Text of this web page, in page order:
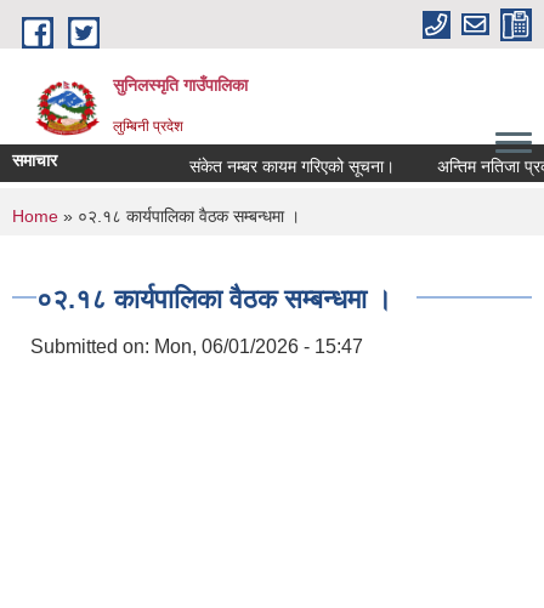
Skip to main content
सुनिलस्मृति गाउँपालिका
लुम्बिनी प्रदेश
समाचार संकेत नम्बर कायम गरिएको सूचना। अन्तिम नतिजा
You are here
Home » ०२.१८ कार्यपालिका वैठक सम्बन्धमा ।
०२.१८ कार्यपालिका वैठक सम्बन्धमा ।
Submitted on: Mon, 06/01/2026 - 15:47